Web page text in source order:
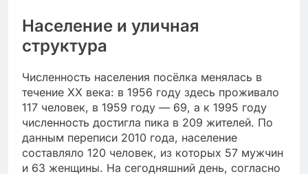
Население и уличная
структура
Численность населения посёлка менялась в
течение XX века: в 1956 году здесь проживало
117 человек, в 1959 году — 69, а к 1995 году
численность достигла пика в 209 жителей. По
данным переписи 2010 года, население
составляло 120 человек, из которых 57 мужчин
и 63 женщины. На сегодняшний день, согласно